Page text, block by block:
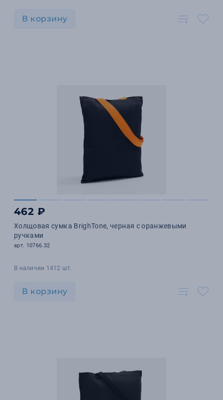
В корзину
462 ₽
Холщовая сумка BrighTone, черная с оранжевыми
ручками
арт. 10766.32
В наличии 1412 шт.
В корзину